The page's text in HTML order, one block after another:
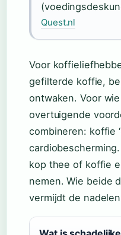
Quest.nl
Voor
gefilterde koffie,
ontwaken. Voor
overtuigende
combineren: koffie
kop thee of koffie
nemen. Wie beide
vermijdt de